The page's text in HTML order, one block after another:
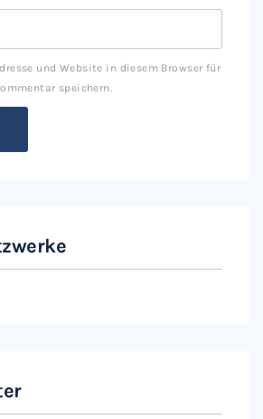
und Website in diesem Browser für
speichern.